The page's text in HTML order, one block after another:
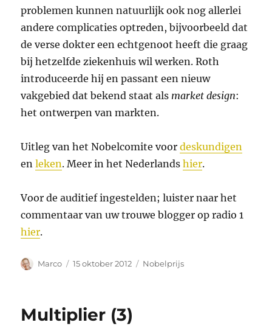
problemen kunnen natuurlijk ook nog allerlei
andere complicaties optreden, bijvoorbeeld dat
de verse dokter een echtgenoot heeft die graag
bij hetzelfde ziekenhuis wil werken. Roth
introduceerde hij en passant een nieuw
vakgebied dat bekend staat als market design:
het ontwerpen van markten.
Uitleg van het Nobelcomite voordeskundigen
enleken. Meer in het Nederlandshier.
Voor de auditief ingestelden; luister naar het
commentaar van uw trouwe blogger op radio 1
hier.
Auteur
Marco
Geplaatst
15 oktober 2012 Categorieën
Nobelprijs
Multiplier (3)